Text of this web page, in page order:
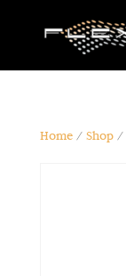
Home/ Shop/